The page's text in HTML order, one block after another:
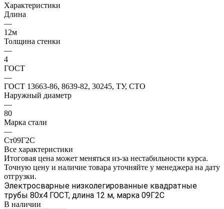
Характеристики
Длина
—
12м
Толщина стенки
—
4
ГОСТ
—
ГОСТ 13663-86, 8639-82, 30245, ТУ, СТО
Наружный диаметр
—
80
Марка стали
—
Ст09Г2С
Все характеристики
Итоговая цена может меняться из-за нестабильности курса.
Точную цену и наличие товара уточняйте у менеджера на дату
отгрузки.
Электросварные низколегированные квадратные
трубы 80х4 ГОСТ, длина 12 м, марка 09Г2С
В наличии